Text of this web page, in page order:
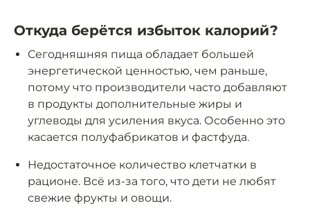
Откуда берётся избыток калорий?
Сегодняшняя пища обладает большей
энергетической ценностью, чем раньше,
потому что производители часто добавляют
в продукты дополнительные жиры и
углеводы для усиления вкуса. Особенно это
касается полуфабрикатов и фастфуда.
Недостаточное количество клетчатки в
рационе. Всё из-за того, что дети не любят
свежие фрукты и овощи.